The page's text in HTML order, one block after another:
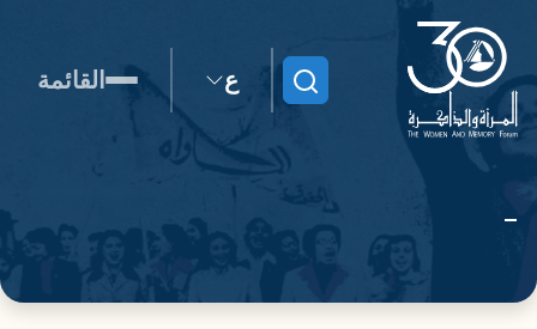
ابحث ع القائمة